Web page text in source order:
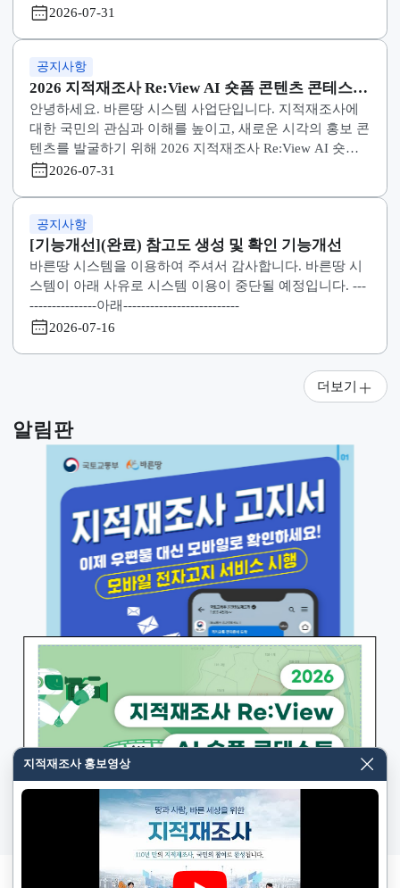
공지사항 지적재조사사업 위탁고시
공지사항
공지사항
[기능개선](완료) 책임수행기관 권한승인이력 검
조건추가
바른땅 시스템을 이용하여 주셔서 감사합니다. 바른땅
스템이 아래 사유로 시스템 이용이 중단될 예정입니다.
---------------아래-------------------------- [기능개선](완료) 책
임수행기관 권한승인이력 검색조건추가 * 중단일정 :
6. 7. 31. (금) 18:30 ~ 2026. 7. 31. (금) 19:30 (1시간) * 중
사유 : 책임수행기관 권한승인이력 검색조건추가 (법제
: 0건, 편의개선 : 0건, 오류개선 : 0건, 기능추가 : 1건)
공지사항
2026 지적재조사 Re:View AI 숏폼 콘텐츠 콘테스
참가자 모집
안녕하세요. 바른땅 시스템 사업단입니다. 지적재조사에
대한 국민의 관심과 이해를 높이고, 새로운 시각의 홍보
텐츠를 발굴하기 위해 2026 지적재조사 Re:View AI 숏폼
콘텐츠 콘테스트 를 개최하오니 많은 관심과 참여 바랍
2026-07-31
공지사항
[기능개선](완료) 참고도 생성 및 확인 기능개선
바른땅 시스템을 이용하여 주셔서 감사합니다. 바른땅
스템이 아래 사유로 시스템 이용이 중단될 예정입니다.
---------------아래--------------------------
2026-07-16
알림판